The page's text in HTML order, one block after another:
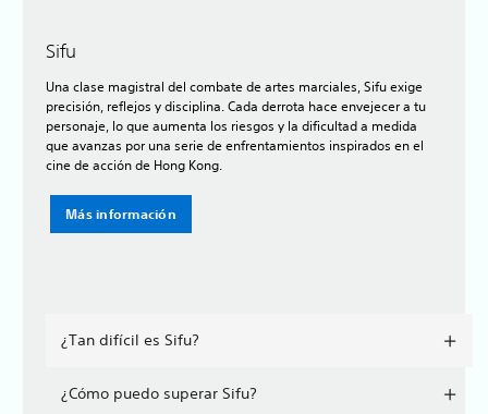
Sifu
Una clase magistral del combate de artes marciales, Sifu exige
precisión, reflejos y disciplina. Cada derrota hace envejecer a tu
personaje, lo que aumenta los riesgos y la dificultad a medida
que avanzas por una serie de enfrentamientos inspirados en el
cine de acción de Hong Kong.
Más información
¿Tan difícil es Sifu?
¿Cómo puedo superar Sifu?